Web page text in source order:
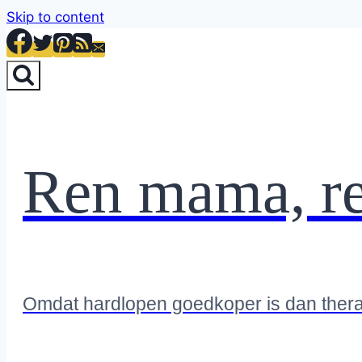
Skip to content
Ren mama,
Omdat hardlopen goedkoper is dan